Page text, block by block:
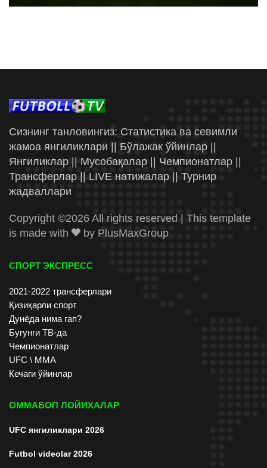
Сизнинг танловингиз: Статистика ва севимли
жамоа янгиликлари || Бўлажак ўйинлар ||
Янгиликлар || Мусобақалар || Чемпионатлар ||
Трансферлар || LIVE натижалар || Турнир
жадваллари
Copyright ©2026 All rights reserved | This template
is made with
by PlusMaxGroup
СПОРТ ЭКСПРЕСС
2021-2022 трансферлари
Қизиқарли спорт
Дунёда нима гап?
Бугунги ТВ-да
Чемпионатлар
UFC \ ММА
Кечаги ўйинлар
ОММАБОП ЛОЙИХАЛАР
UFC янгиликлари 2026
Futbol videolar 2026